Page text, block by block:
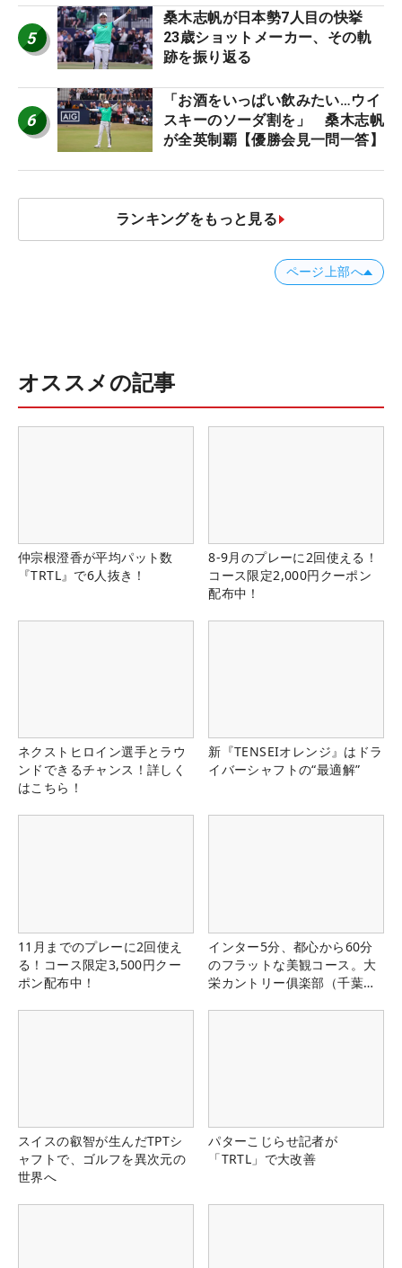
5
桑木志帆が日本勢7人目の快挙
23歳ショットメーカー、その軌
跡を振り返る
6
「お酒をいっぱい飲みたい…ウイ
スキーのソーダ割を」 桑木志帆
が全英制覇【優勝会見一問一答】
ランキングをもっと見る
ページ上部へ
オススメの記事
仲宗根澄香が平均パット数
『TRTL』で6人抜き！
8-9月のプレーに2回使える！
コース限定2,000円クーポン
配布中！
ネクストヒロイン選手とラウ
ンドできるチャンス！詳しく
はこちら！
新『TENSEIオレンジ』はドラ
イバーシャフトの“最適解”
11月までのプレーに2回使え
る！コース限定3,500円クー
ポン配布中！
インター5分、都心から60分
のフラットな美観コース。大
栄カントリー俱楽部（千葉
スイスの叡智が生んだTPTシ
ャフトで、ゴルフを異次元の
世界へ
パターこじらせ記者が
「TRTL」で大改善